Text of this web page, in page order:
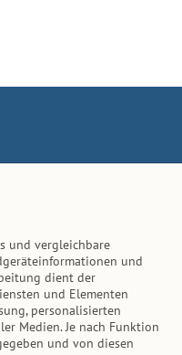
und vergleichbare
und
dient der
und Elementen
personalisierten
Medien. Je nach Funktion
und von diesen